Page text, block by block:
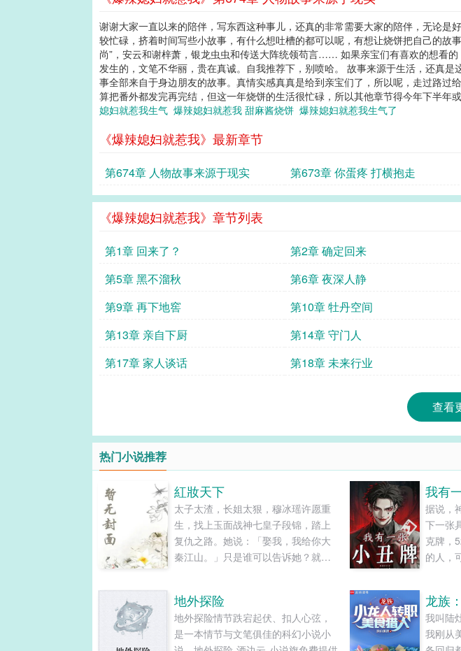
谢谢大家一直以来的陪伴，写东西这种事儿，还真的非常需要大家的陪伴，无论
较忙碌，挤着时间写些小故事，有什么想吐槽的都可以呢，有想让烧饼把自己的
尚”，安云和谢梓萧，银龙虫虫和传送大阵统领苟言…… 如果亲宝们有喜欢的想看
发生的，文笔不华丽，贵在真诚。自我推荐下，别喷哈。 故事来源于生活，还真
事全部来自于身边朋友的故事。真情实感真真是给到亲宝们了，所以呢，走过路
算把番外都发完再完结，但这一年烧饼的生活很忙碌，所以其他章节得今年下半
媳妇就惹我生气 爆辣媳妇就惹我 甜麻酱烧饼 爆辣媳妇就惹我生气了
《爆辣媳妇就惹我》最新章节
第674章 人物故事来源于现实 第673章 你蛋疼 打横抱走
《爆辣媳妇就惹我》章节列表
第1章 回来了？ 第2章 确定回来
第5章 黑不溜秋
第6章 夜深人静
第9章 再下地窖
第10章 牡丹空间
第13章 亲自下厨
第14章 守门人
第17章 家人谈话
第18章 未来行业
查看
热门小说推荐
紅妝天下
太子太渣，长姐太狠，穆冰瑶许愿重
生，找上玉面战神七皇子段锦，踏上
复仇之路。她说：「娶我，我给你大
秦江山。」只是谁可以告诉她？就在
爱、花见花开的大妖孽？是前世注定
如此，还是老天补偿她的幸福？这复
仇兼追求幸福之路，从拿下「天下第
我有
据说，
下一张
克牌，
的人，
获得金
己的扑
遍。所
地外探险
地外探险情节跌宕起伏、扣人心弦，
是一本情节与文笔俱佳的科幻小说小
龙族
我叫陆
我刚从